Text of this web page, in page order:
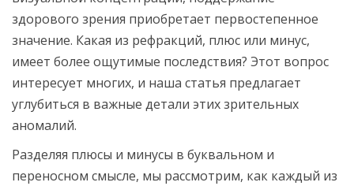
здорового зрения приобретает первостепенное
значение. Какая из рефракций, плюс или минус,
имеет более ощутимые последствия? Этот вопрос
интересует многих, и наша статья предлагает
углубиться в важные детали этих зрительных
аномалий.
Разделяя плюсы и минусы в буквальном и
переносном смысле, мы рассмотрим, как каждый из